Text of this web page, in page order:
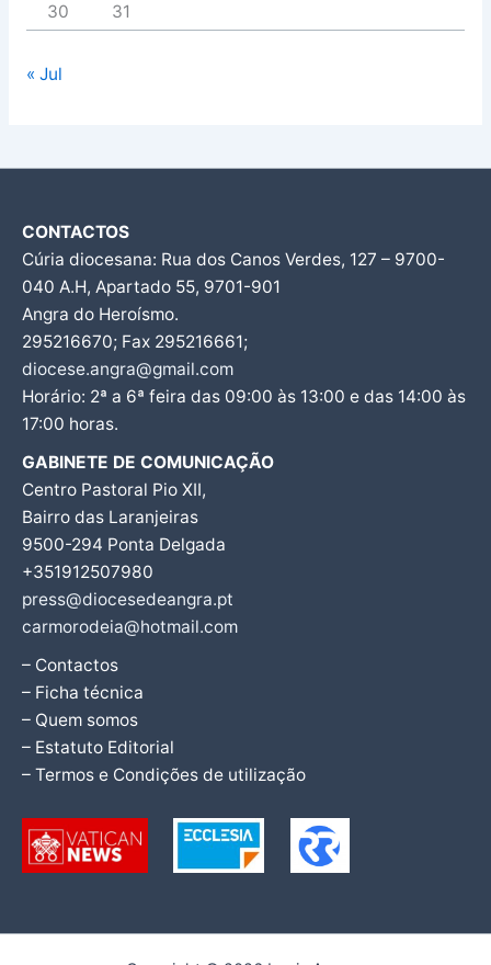
30
31
« Jul
CONTACTOS
Cúria diocesana: Rua dos Canos Verdes, 127 – 9700-
040 A.H, Apartado 55, 9701-901
Angra do Heroísmo.
295216670; Fax 295216661;
diocese.angra@gmail.com
Horário: 2ª a 6ª feira das 09:00 às 13:00 e das 14:00 às
17:00 horas.
GABINETE DE COMUNICAÇÃO
Centro Pastoral Pio XII,
Bairro das Laranjeiras
9500-294 Ponta Delgada
+351912507980
press@diocesedeangra.pt
carmorodeia@hotmail.com
– Contactos
– Ficha técnica
– Quem somos
– Estatuto Editorial
– Termos e Condições de utilização